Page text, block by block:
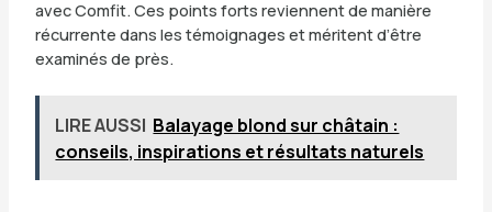
avec Comfit. Ces points forts reviennent de manière
récurrente dans les témoignages et méritent d’être
examinés de près.
LIRE AUSSI Balayage blond sur châtain :
conseils, inspirations et résultats naturels